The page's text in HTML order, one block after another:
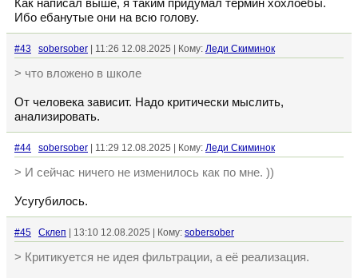
Как написал выше, я таким придумал термин хохлоёбы.
Ибо ебанутые они на всю голову.
#43 sobersober | 11:26 12.08.2025 | Кому: Леди Скиминок
> что вложено в школе
От человека зависит. Надо критически мыслить,
анализировать.
#44 sobersober | 11:29 12.08.2025 | Кому: Леди Скиминок
> И сейчас ничего не изменилось как по мне. ))
Усугубилось.
#45 Склеп | 13:10 12.08.2025 | Кому: sobersober
> Критикуется не идея фильтрации, а её реализация.